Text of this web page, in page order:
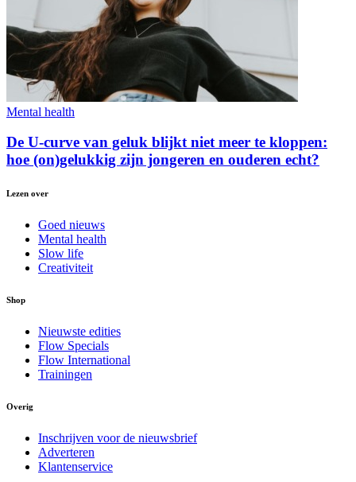
Mental health
De U-curve van geluk blijkt niet meer te kloppen:
hoe (on)gelukkig zijn jongeren en ouderen echt?
Lezen over
Goed nieuws
Mental health
Slow life
Creativiteit
Shop
Nieuwste edities
Flow Specials
Flow International
Trainingen
Overig
Inschrijven voor de nieuwsbrief
Adverteren
Klantenservice